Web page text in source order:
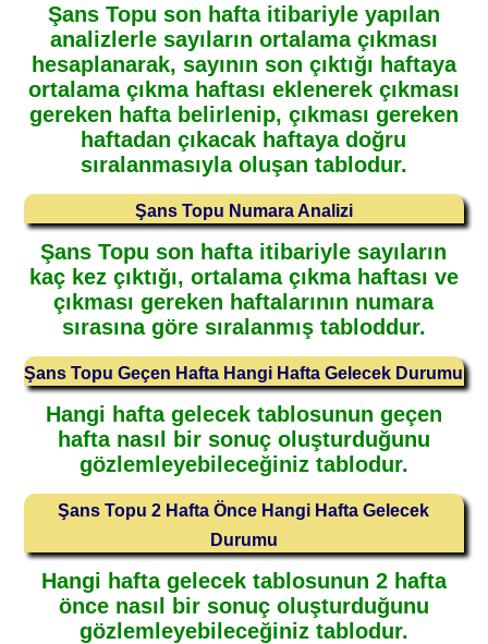
Şans Topu son hafta itibariyle yapılan
analizlerle sayıların ortalama çıkması
hesaplanarak, sayının son çıktığı haftaya
ortalama çıkma haftası eklenerek çıkması
gereken hafta belirlenip, çıkması gereken
haftadan çıkacak haftaya doğru
sıralanmasıyla oluşan tablodur.
Şans Topu Numara Analizi
Şans Topu son hafta itibariyle sayıların
kaç kez çıktığı, ortalama çıkma haftası ve
çıkması gereken haftalarının numara
sırasına göre sıralanmış tabloddur.
Şans Topu Geçen Hafta Hangi Hafta Gelecek Durumu
Hangi hafta gelecek tablosunun geçen
hafta nasıl bir sonuç oluşturduğunu
gözlemleyebileceğiniz tablodur.
Şans Topu 2 Hafta Önce Hangi Hafta Gelecek
Durumu
Hangi hafta gelecek tablosunun 2 hafta
önce nasıl bir sonuç oluşturduğunu
gözlemleyebileceğiniz tablodur.